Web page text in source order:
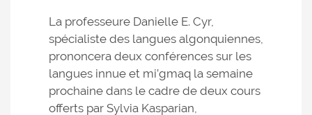
La professeure Danielle E. Cyr,
spécialiste des langues algonquiennes,
prononcera deux conférences sur les
langues innue et mi’gmaq la semaine
prochaine dans le cadre de deux cours
offerts par Sylvia Kasparian,